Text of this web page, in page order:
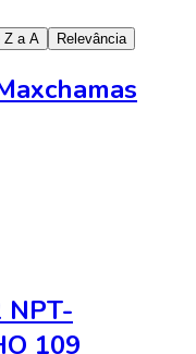
Z a A Relevância
NPT-
109